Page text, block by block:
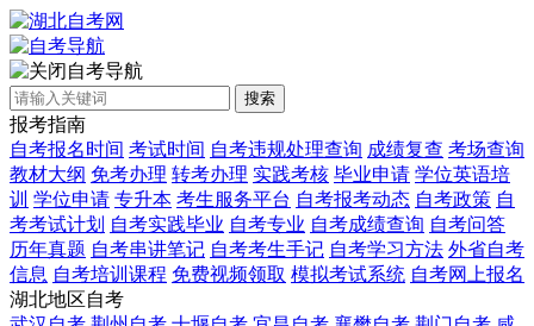
自考导航
搜索
报考指南
自考报名时间 考试时间 自考违规处理查询 成绩复查 考场查询
教材大纲 免考办理 转考办理 实践考核 毕业申请 学位英语培
训 学位申请 专升本 考生服务平台 自考报考动态 自考政策 自
考考试计划 自考实践毕业 自考专业 自考成绩查询 自考问答
历年真题 自考串讲笔记 自考考生手记 自考学习方法 外省自考
信息 自考培训课程 免费视频领取 模拟考试系统 自考网上报名
湖北地区自考